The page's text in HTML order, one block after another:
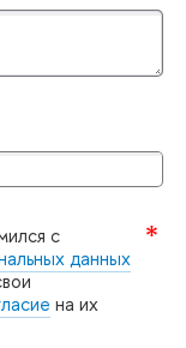
с
данных
на их